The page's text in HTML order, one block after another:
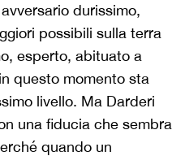
durissimo,
possibili sulla terra
esperto, abituato a
questo momento sta
livello. Ma Darderi
una fiducia che sembra
quando un